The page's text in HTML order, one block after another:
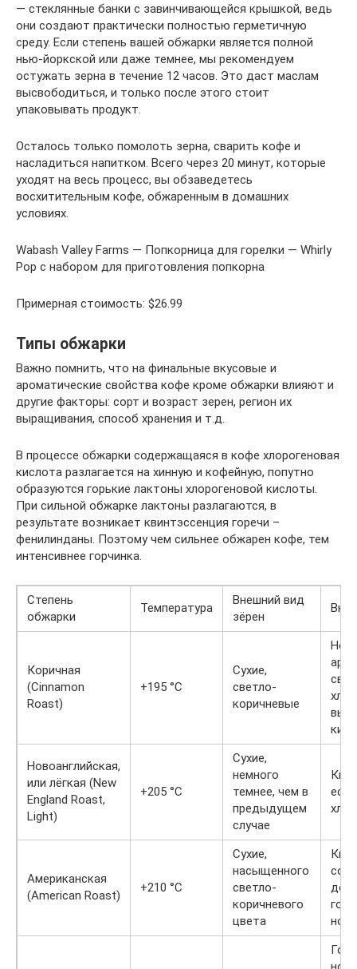
— стеклянные банки с завинчивающейся крышкой, ведь
они создают практически полностью герметичную
среду. Если степень вашей обжарки является полной
нью-йоркской или даже темнее, мы рекомендуем
остужать зерна в течение 12 часов. Это даст маслам
высвободиться, и только после этого стоит
упаковывать продукт.
Осталось только помолоть зерна, сварить кофе и
насладиться напитком. Всего через 20 минут, которые
уходят на весь процесс, вы обзаведетесь
восхитительным кофе, обжаренным в домашних
условиях.
Wabash Valley Farms — Попкорница для горелки — Whirly
Pop с набором для приготовления попкорна
Примерная стоимость: $26.99
Типы обжарки
Важно помнить, что на финальные вкусовые и
ароматические свойства кофе кроме обжарки влияют и
другие факторы: сорт и возраст зерен, регион их
выращивания, способ хранения и т.д.
В процессе обжарки содержащаяся в кофе хлорогеновая
кислота разлагается на хинную и кофейную, попутно
образуются горькие лактоны хлорогеновой кислоты.
При сильной обжарке лактоны разлагаются, в
результате возникает квинтэссенция горечи –
фенилинданы. Поэтому чем сильнее обжарен кофе, тем
интенсивнее горчинка.
Степень
обжарки
Температура
Внешний вид
зёрен
Коричная
(Cinnamon
Roast)
+195 °C
Сухие,
светло-
коричневые
Новоанглийская,
или лёгкая (New
England Roast,
Light)
+205 °C
Сухие,
немного
темнее, чем в
предыдущем
случае
Американская
(American Roast)
+210 °C
Сухие,
насыщенного
светло-
коричневого
цвета